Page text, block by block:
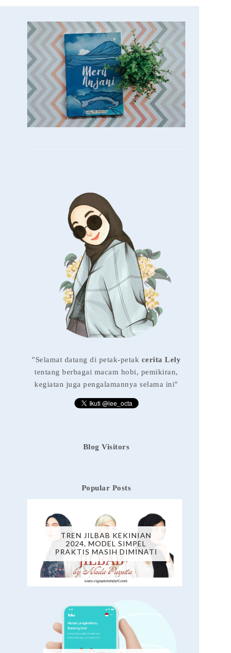
"Selamat datang di petak-petak cerita Lely
tentang berbagai macam hobi, pemikiran,
kegiatan juga pengalamannya selama ini"
Blog Visitors
Popular Posts
TREN JILBAB KEKINIAN
2024, MODEL SIMPEL
PRAKTIS MASIH DIMINATI